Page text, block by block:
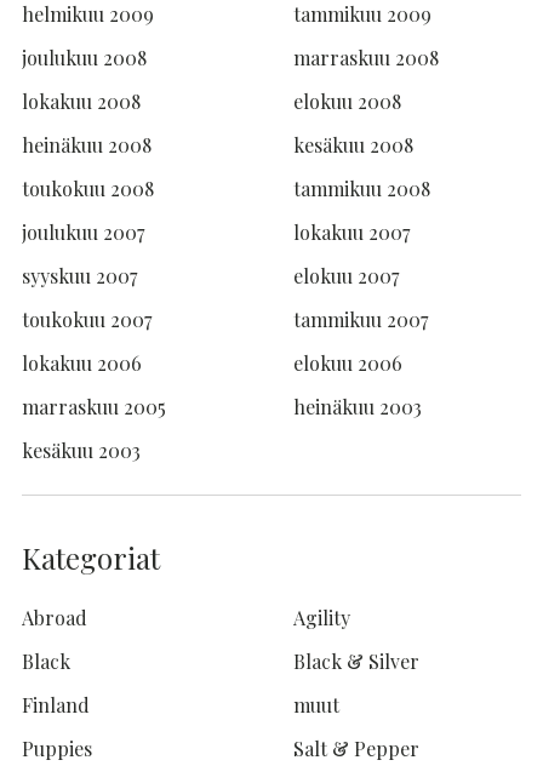
helmikuu 2009
tammikuu 2009
joulukuu 2008
marraskuu 2008
lokakuu 2008
elokuu 2008
heinäkuu 2008
kesäkuu 2008
toukokuu 2008
tammikuu 2008
joulukuu 2007
lokakuu 2007
syyskuu 2007
elokuu 2007
toukokuu 2007
tammikuu 2007
lokakuu 2006
elokuu 2006
marraskuu 2005
heinäkuu 2003
kesäkuu 2003
Kategoriat
Abroad
Agility
Black
Black & Silver
Finland
muut
Puppies
Salt & Pepper